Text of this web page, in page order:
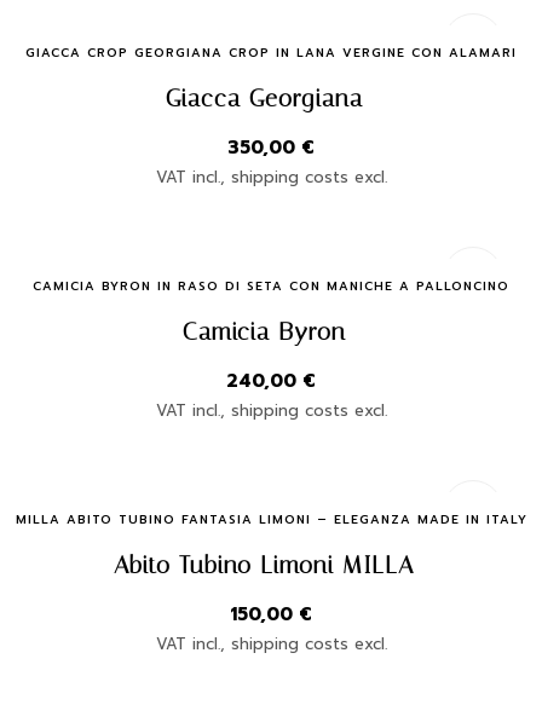
Quick Buy
GIACCA CROP GEORGIANA CROP IN LANA VERGINE CON ALAMARI
Giacca Georgiana
350,00 €
VAT incl., shipping costs excl.
Quick Buy
CAMICIA BYRON IN RASO DI SETA CON MANICHE A PALLONCINO
Camicia Byron
240,00 €
VAT incl., shipping costs excl.
Quick Buy
MILLA ABITO TUBINO FANTASIA LIMONI – ELEGANZA MADE IN ITALY
Abito Tubino Limoni MILLA
150,00 €
VAT incl., shipping costs excl.